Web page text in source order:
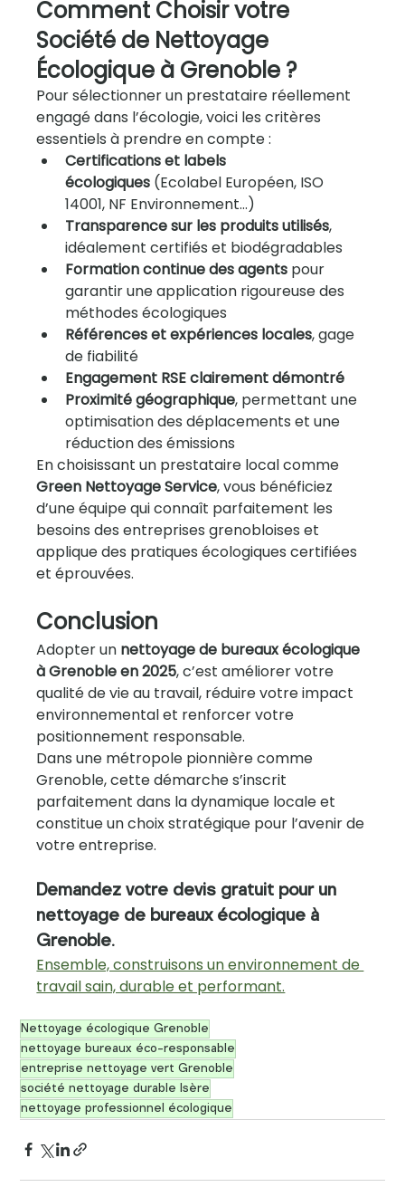
Comment Choisir votre
Société de Nettoyage
Écologique à Grenoble ?
Pour sélectionner un prestataire réellement
engagé dans l’écologie, voici les critères
essentiels à prendre en compte :
Certifications et labels
écologiques (Ecolabel Européen, ISO
14001, NF Environnement…)
Transparence sur les produits utilisés,
idéalement certifiés et biodégradables
Formation continue des agents pour
garantir une application rigoureuse des
méthodes écologiques
Références et expériences locales, gage
de fiabilité
Engagement RSE clairement démontré
Proximité géographique, permettant une
optimisation des déplacements et une
réduction des émissions
En choisissant un prestataire local comme
Green Nettoyage Service, vous bénéficiez
d’une équipe qui connaît parfaitement les
besoins des entreprises grenobloises et
applique des pratiques écologiques certifiées
et éprouvées.
Conclusion
Adopter un nettoyage de bureaux écologique
à Grenoble en 2025, c’est améliorer votre
qualité de vie au travail, réduire votre impact
environnemental et renforcer votre
positionnement responsable.
Dans une métropole pionnière comme
Grenoble, cette démarche s’inscrit
parfaitement dans la dynamique locale et
constitue un choix stratégique pour l’avenir de
votre entreprise.
Demandez votre devis gratuit pour un
nettoyage de bureaux écologique à
Grenoble.
Ensemble, construisons un environnement de
travail sain, durable et performant.
Nettoyage écologique Grenoble
nettoyage bureaux éco-responsable
entreprise nettoyage vert Grenoble
société nettoyage durable Isère
nettoyage professionnel écologique